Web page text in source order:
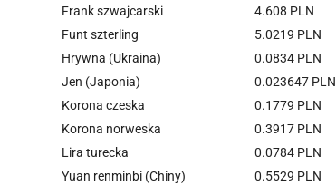
Frank szwajcarski
4.608 PLN
Funt szterling
5.0219 PLN
Hrywna (Ukraina)
0.0834 PLN
Jen (Japonia)
0.023647 PLN
Korona czeska
0.1779 PLN
Korona norweska
0.3917 PLN
Lira turecka
0.0784 PLN
Yuan renminbi (Chiny)
0.5529 PLN